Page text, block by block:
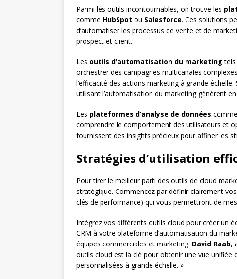
Parmi les outils incontournables, on trouve les
comme HubSpot ou Salesforce. Ces solutions
d’automatiser les processus de vente et de
prospect et client.
Les outils d’automatisation du marketing tels
orchestrer des campagnes multicanales
l’efficacité des actions marketing à grande échelle.
utilisant l’automatisation du marketing génèrent
Les plateformes d’analyse de données comme
comprendre le comportement des utilisateurs et
fournissent des insights précieux pour affiner les
Stratégies d’utilisation
Pour tirer le meilleur parti des outils de cloud
stratégique. Commencez par définir clairement
clés de performance) qui vous permettront de
Intégrez vos différents outils cloud pour créer un
CRM à votre plateforme d’automatisation du
équipes commerciales et marketing. David Raab,
outils cloud est la clé pour obtenir une vue unifiée
personnalisées à grande échelle. »